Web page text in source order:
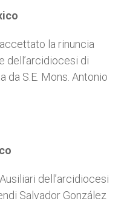
la rinuncia
dell’arcidiocesi di
S.E. Mons. Antonio
dell’arcidiocesi
Salvador González